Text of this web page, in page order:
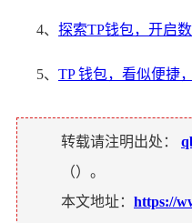
4、 探索TP钱包，开启
5、 TP 钱包，看似便捷
转载请注明出处：
（）。
本文地址： https://